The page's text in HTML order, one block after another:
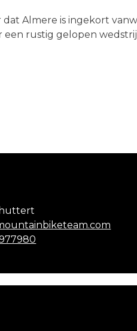
Almere is ingekort
rustig gelopen